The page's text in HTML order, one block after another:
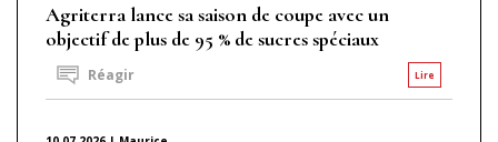
Agriterra lance sa saison de coupe avec un
objectif de plus de 95 % de sucres spéciaux
Lire
Réagir